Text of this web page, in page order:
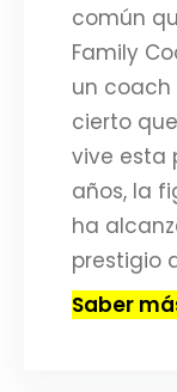
común
Family
un coach
cierto
vive esta
años, la
ha
prestigio
Saber